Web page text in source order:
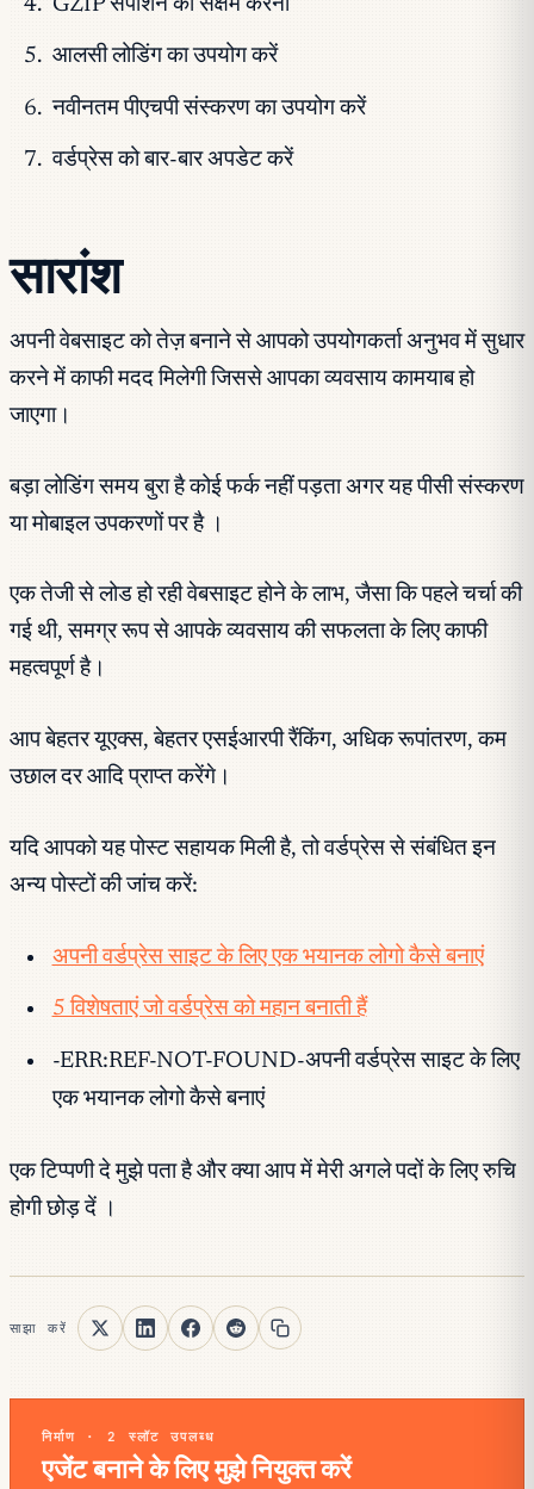
GZIP संपीशन को सक्षम करना
आलसी लोडिंग का उपयोग करें
नवीनतम पीएचपी संस्करण का उपयोग करें
वर्डप्रेस को बार-बार अपडेट करें
सारांश
अपनी वेबसाइट को तेज़ बनाने से आपको उपयोगकर्ता अनुभव में सुधार
करने में काफी मदद मिलेगी जिससे आपका व्यवसाय कामयाब हो
जाएगा।
बड़ा लोडिंग समय बुरा है कोई फर्क नहीं पड़ता अगर यह पीसी संस्करण
या मोबाइल उपकरणों पर है ।
एक तेजी से लोड हो रही वेबसाइट होने के लाभ, जैसा कि पहले चर्चा की
गई थी, समग्र रूप से आपके व्यवसाय की सफलता के लिए काफी
महत्वपूर्ण है।
आप बेहतर यूएक्स, बेहतर एसईआरपी रैंकिंग, अधिक रूपांतरण, कम
उछाल दर आदि प्राप्त करेंगे।
यदि आपको यह पोस्ट सहायक मिली है, तो वर्डप्रेस से संबंधित इन
अन्य पोस्टों की जांच करें:
अपनी वर्डप्रेस साइट के लिए एक भयानक लोगो कैसे बनाएं
5 विशेषताएं जो वर्डप्रेस को महान बनाती हैं
-ERR:REF-NOT-FOUND-अपनी वर्डप्रेस साइट के लिए
एक भयानक लोगो कैसे बनाएं
एक टिप्पणी दे मुझे पता है और क्या आप में मेरी अगले पदों के लिए रुचि
होगी छोड़ दें ।
साझा करें
निर्माण · 2 स्लॉट उपलब्ध
एजेंट बनाने के लिए मुझे नियुक्त करें